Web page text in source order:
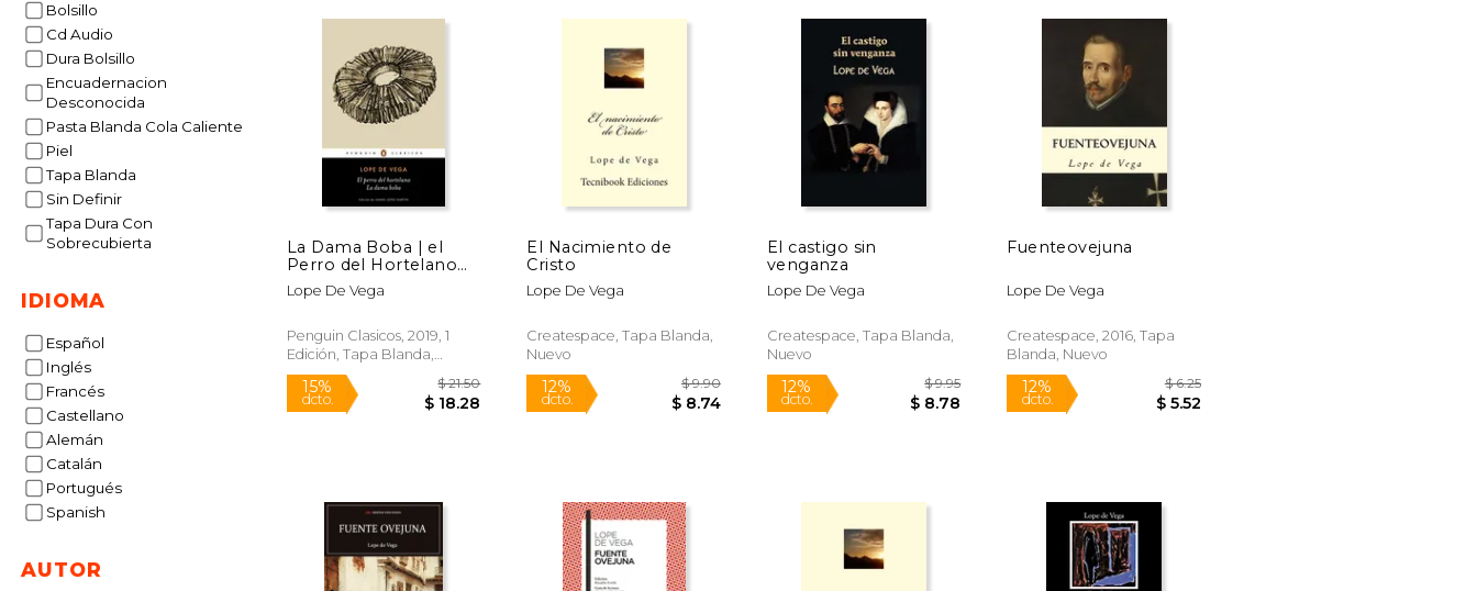
Bolsillo
Cd Audio
Dura Bolsillo
Encuadernacion
Desconocida
Pasta Blanda Cola Caliente
Piel
Tapa Blanda
Sin Definir
Tapa Dura Con
Sobrecubierta
IDIOMA
Español
Inglés
Francés
Castellano
Alemán
Catalán
Portugués
Spanish
AUTOR
12% 15% 12%
dcto.
$ 8.15 12%
La Dama Boba | el
Perro del Hortelano
(Penguin Clásicos)
Lope De Vega
Penguin Clasicos, 2019, 1
Edición, Tapa Blanda,
Nuevo
15%
dcto.
El Nacimiento de
Cristo
Lope De Vega
Createspace, Tapa Blanda,
Nuevo
12%
El castigo sin
venganza
Lope De Vega
Createspace, Tapa Blanda,
Nuevo
12%
dcto.
Fuenteovejuna
Lope De Vega
Createspace, 2016, Tapa
Blanda, Nuevo
dcto.